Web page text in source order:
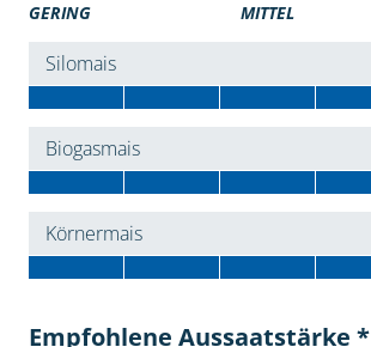
GERING MITTEL
Silomais
Biogasmais
Körnermais
Empfohlene Aussaatstärke *